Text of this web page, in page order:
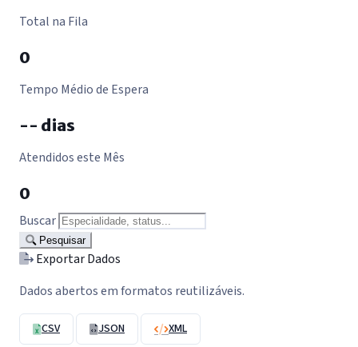
Total na Fila
0
Tempo Médio de Espera
-- dias
Atendidos este Mês
0
Buscar
Pesquisar
Exportar Dados
Dados abertos em formatos reutilizáveis.
CSV JSON XML